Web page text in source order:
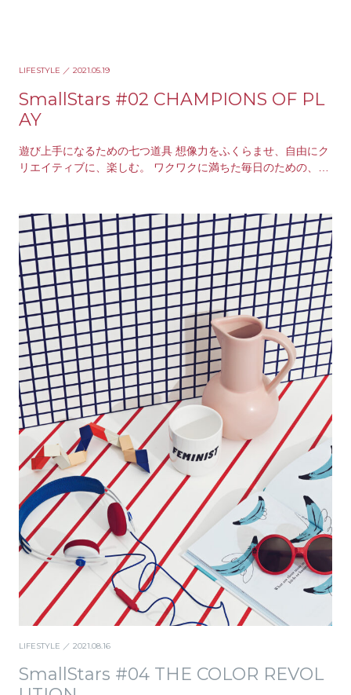
LIFESTYLE ／ 2021.05.19
SmallStars #02 CHAMPIONS OF PL
AY
遊び上手になるための七つ道具 想像力をふくらませ、自由にク
リエイティブに、楽しむ。 ワクワクに満ちた毎日のための、プ
LIFESTYLE ／ 2021.08.16
SmallStars #04 THE COLOR REVOL